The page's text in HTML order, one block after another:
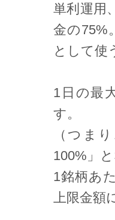
単利運用
金の75%
として使
1日の最
す。
（つま
100%」
1銘柄あ
上限金額